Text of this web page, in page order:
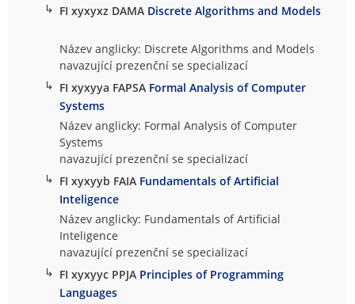
↳ FI xyxyxz DAMA Discrete Algorithms and Models
Název anglicky: Discrete Algorithms and Models
navazující prezenční se specializací
↳ FI xyxyya FAPSA Formal Analysis of Computer
Systems
Název anglicky: Formal Analysis of Computer
Systems
navazující prezenční se specializací
↳ FI xyxyyb FAIA Fundamentals of Artificial
Inteligence
Název anglicky: Fundamentals of Artificial
Inteligence
navazující prezenční se specializací
↳ FI xyxyyc PPJA Principles of Programming
Languages